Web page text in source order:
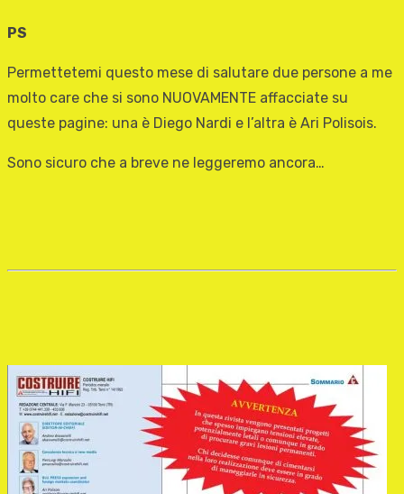
PS
Permettetemi questo mese di salutare due persone a me
molto care che si sono NUOVAMENTE affacciate su
queste pagine: una è Diego Nardi e l’altra è Ari Polisois.
Sono sicuro che a breve ne leggeremo ancora…